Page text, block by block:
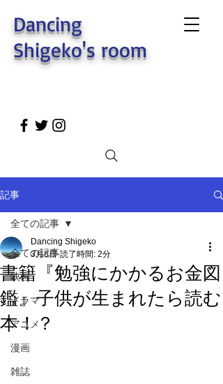
Dancing
Shigeko's room
記事
全ての記事
映画
ドラマ
アニメ
漫画
雑誌
全ての記事
書籍『勉強にかかるお金図
鑑』子供が生まれたら読む
本！？
Dancing Shigeko
3月8日 読了時間: 2分